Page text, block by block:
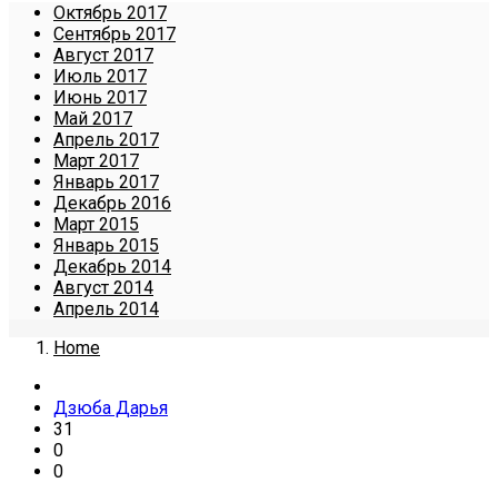
Октябрь 2017
Сентябрь 2017
Август 2017
Июль 2017
Июнь 2017
Май 2017
Апрель 2017
Март 2017
Январь 2017
Декабрь 2016
Март 2015
Январь 2015
Декабрь 2014
Август 2014
Апрель 2014
Home
Дзюба Дарья
31
0
0